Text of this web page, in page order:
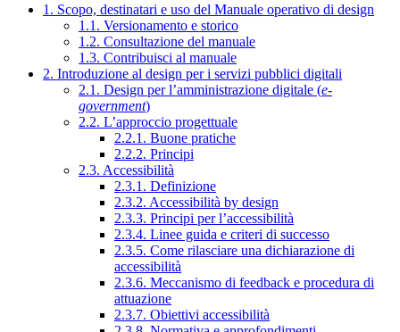
1. Scopo, destinatari e uso del Manuale operativo di design
1.1. Versionamento e storico
1.2. Consultazione del manuale
1.3. Contribuisci al manuale
2. Introduzione al design per i servizi pubblici digitali
2.1. Design per l’amministrazione digitale (e-
government)
2.2. L’approccio progettuale
2.2.1. Buone pratiche
2.2.2. Principi
2.3. Accessibilità
2.3.1. Definizione
2.3.2. Accessibilità by design
2.3.3. Principi per l’accessibilità
2.3.4. Linee guida e criteri di successo
2.3.5. Come rilasciare una dichiarazione di
accessibilità
2.3.6. Meccanismo di feedback e procedura di
attuazione
2.3.7. Obiettivi accessibilità